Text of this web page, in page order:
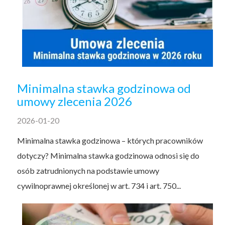
Minimalna stawka godzinowa od
umowy zlecenia 2026
2026-01-20
Minimalna stawka godzinowa – których pracowników
dotyczy? Minimalna stawka godzinowa odnosi się do
osób zatrudnionych na podstawie umowy
cywilnoprawnej określonej w art. 734 i art. 750...